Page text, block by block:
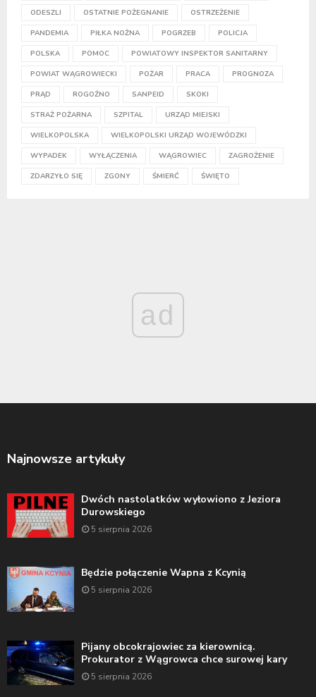
ODESZLI OSTATNIE POŻEGNANIE OSTRZEŻENIE
PANDEMIA PIŁKA NOŻNA POGRZEB POLICJA
POLSKA POMOC POWIATOWY INSPEKTOR SANITARNY
POWIAT WĄGROWIECKI POŻAR PRACA PROGNOZA
PRĄD ROGOŹNO SANPEID SKOKI
STRAŻ POŻARNA SZPITAL URZĄD MIEJSKI
WIELKOPOLSKA WIELKOPOLSKI URZĄD WOJEWÓDZKI
WYPADEK WYŁĄCZENIA WĄGROWIEC ZAGROŻENIE
ZDARZYŁO SIĘ ZGONY ŚMIERĆ ŚWIĘTO
ad
Najnowsze artykuły
Dwóch nastolatków wyłowiono z Jeziora
Durowskiego
5 sierpnia 2026
Będzie połączenie Wapna z Kcynią
5 sierpnia 2026
Pijany obcokrajowiec za kierownicą.
Prokurator z Wągrowca chce surowej kary
5 sierpnia 2026